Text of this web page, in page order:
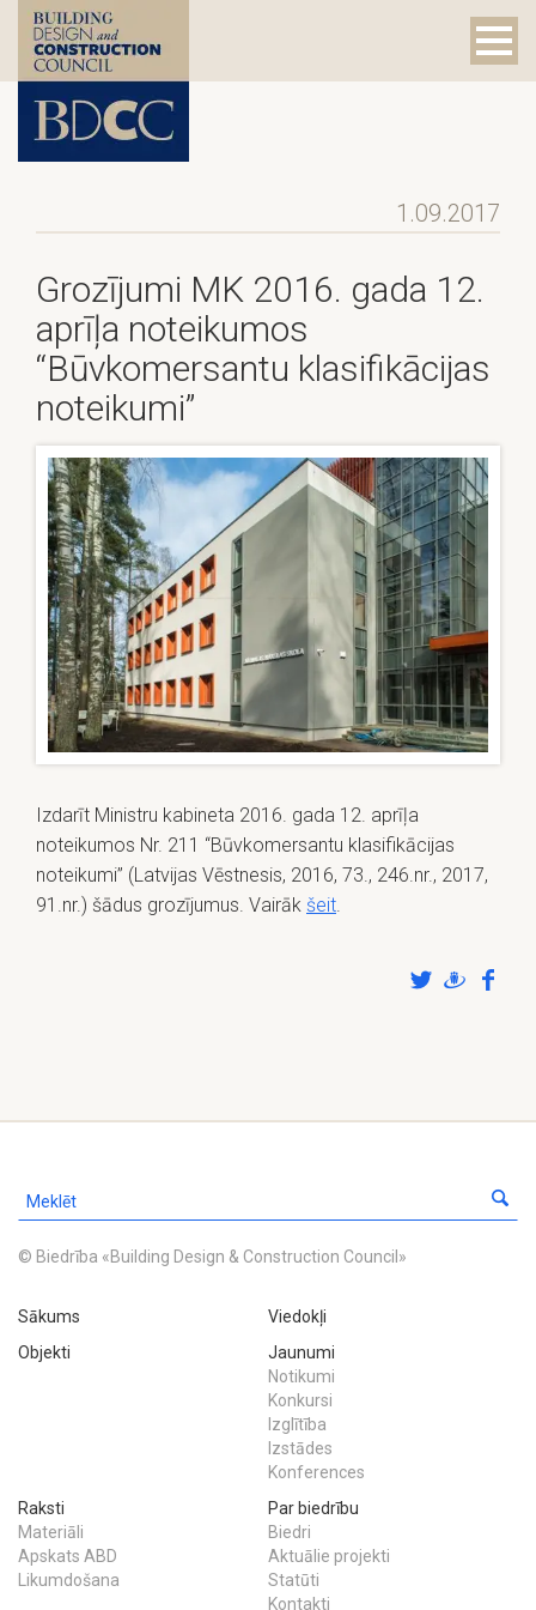
1.09.2017
Grozījumi MK 2016. gada 12.
aprīļa noteikumos
“Būvkomersantu klasifikācijas
noteikumi”
Izdarīt Ministru kabineta 2016. gada 12. aprīļa
noteikumos Nr. 211 “Būvkomersantu klasifikācijas
noteikumi” (Latvijas Vēstnesis, 2016, 73., 246.nr., 2017,
91.nr.) šādus grozījumus. Vairāk šeit
© Biedrība «Building Design & Construction Council»
Sākums
Viedokļi
Objekti
Jaunumi
Notikumi
Konkursi
Izglītība
Izstādes
Konferences
Raksti
Materiāli
Apskats ABD
Likumdošana
Par biedrību
Biedri
Aktuālie projekti
Statūti
Kontakti